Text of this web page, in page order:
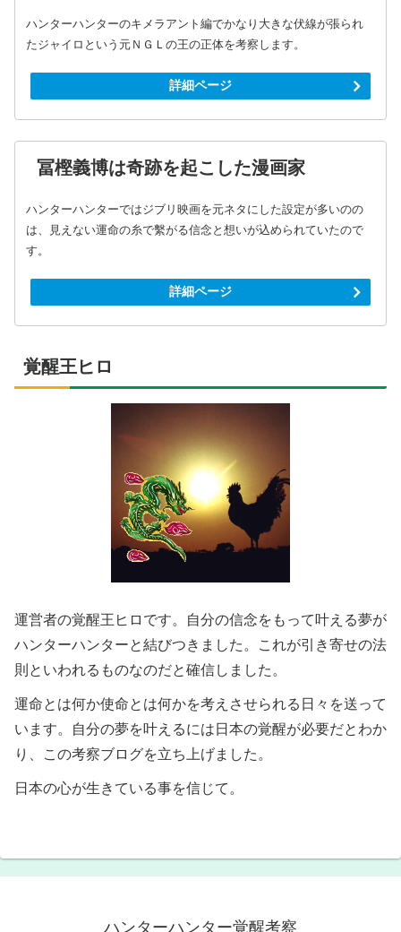
ハンターハンターのキメラアント編でかなり大きな伏線が張られ
たジャイロという元ＮＧＬの王の正体を考察します。
詳細ページ
冨樫義博は奇跡を起こした漫画家
ハンターハンターではジブリ映画を元ネタにした設定が多いのの
は、見えない運命の糸で繫がる信念と想いが込められていたので
す。
詳細ページ
覚醒王ヒロ
運営者の覚醒王ヒロです。自分の信念をもって叶える夢が
ハンターハンターと結びつきました。これが引き寄せの法
則といわれるものなのだと確信しました。
運命とは何か使命とは何かを考えさせられる日々を送って
います。自分の夢を叶えるには日本の覚醒が必要だとわか
り、この考察ブログを立ち上げました。
日本の心が生きている事を信じて。
ハンターハンター覚醒考察